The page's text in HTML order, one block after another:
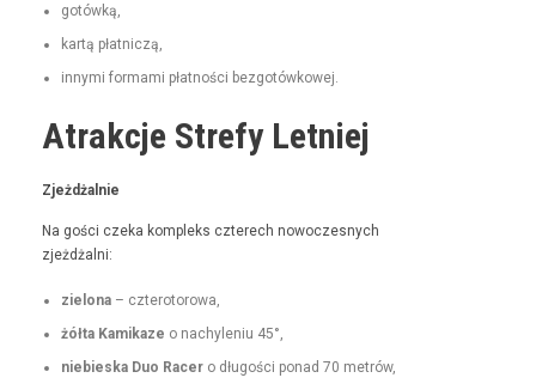
gotówką,
kartą płat­niczą,
inny­mi for­ma­mi płat­noś­ci bezgotówkowej.
Atrakcje Strefy Letniej
Zjeżdżal­nie
Na goś­ci czeka kom­pleks czterech nowoczes­nych
zjeżdżalni:
zielona– czterotorowa,
żół­ta Kamikaze o nachyle­niu 45°,
niebies­ka Duo Rac­ero dłu­goś­ci pon­ad 70 metrów,